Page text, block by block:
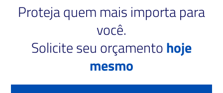
Proteja quem mais importa para
você.
Solicite seu orçamentohoje
mesmo